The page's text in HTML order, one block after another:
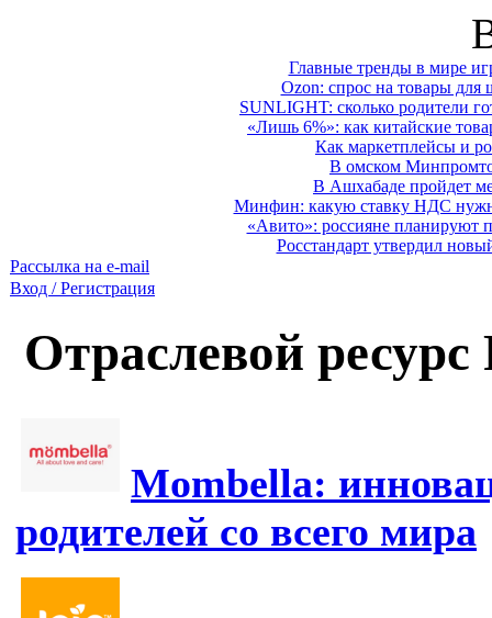
Главные тренды в мире
Ozon: спрос на товары для
SUNLIGHT: сколько родители
«Лишь 6%»: как китайские
Как маркетплейсы и
В омском
В Ашхабаде пройдет
Минфин: какую ставку НДС
«Авито»: россияне планируют
Росстандарт утвердил
Рассылка на e-mail
Вход / Регистрация
Отраслевой
Mombella:
родителей со всего мира